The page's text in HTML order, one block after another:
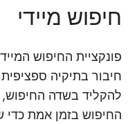
חיפוש מיידי
פונקציית החיפוש
חיבור בתיקיה
החיפוש בזמן אמת כדי